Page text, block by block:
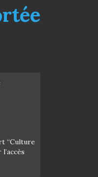
“Culture